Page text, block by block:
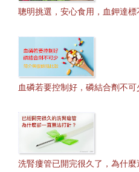
聰明挑選，安心食用，血鉀達標
血磷若要控制好，磷結合劑不可
洗腎瘻管已開完很久了，為什麼